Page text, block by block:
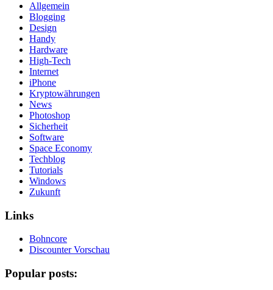
Allgemein
Blogging
Design
Handy
Hardware
High-Tech
Internet
iPhone
Kryptowährungen
News
Photoshop
Sicherheit
Software
Space Economy
Techblog
Tutorials
Windows
Zukunft
Links
Bohncore
Discounter Vorschau
Popular posts: